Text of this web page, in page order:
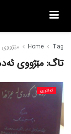
Home Tag
تاگ: مێژووی
کەلتوری